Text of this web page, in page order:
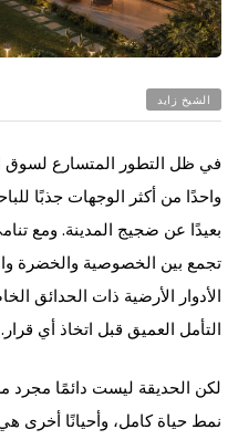
الشيخ زايد
في ظل التطور المتسارع لسوق
واحدًا من أكثر الوجهات جذبًا
بعيدًا عن ضجيج المدينة. ومع
تجمع بين الخصوصية والخضرة
الأدوار الأرضية ذات الحدائق
التأمل العميق قبل اتخاذ أي قرار.
لكن الحديقة ليست دائمًا مجرد
نمط حياة كامل، وأحيانًا أخرى